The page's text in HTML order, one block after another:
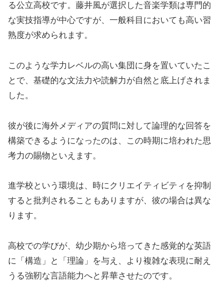
る公立高校です。藤井風が選択した音楽学類は専門的
な実技指導が中心ですが、一般科目においても高い習
熟度が求められます。
このような学力レベルの高い集団に身を置いていたこ
とで、基礎的な文法力や読解力が自然と底上げされま
した。
彼が後に海外メディアの質問に対して論理的な回答を
構築できるようになったのは、この時期に培われた思
考力の賜物といえます。
進学校という環境は、時にクリエイティビティを抑制
すると批判されることもありますが、彼の場合は異な
ります。
高校での学びが、幼少期から培ってきた感覚的な英語
に「構造」と「理論」を与え、より複雑な表現に耐え
うる強靭な言語能力へと昇華させたのです。